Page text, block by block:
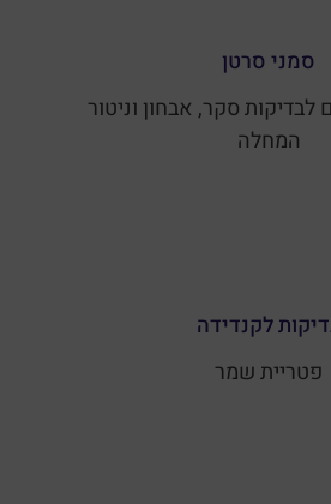
סמני סרטן
לבדיקות סקר, אבחון וניטור
המחלה
לקנדידה
פטריית שמר